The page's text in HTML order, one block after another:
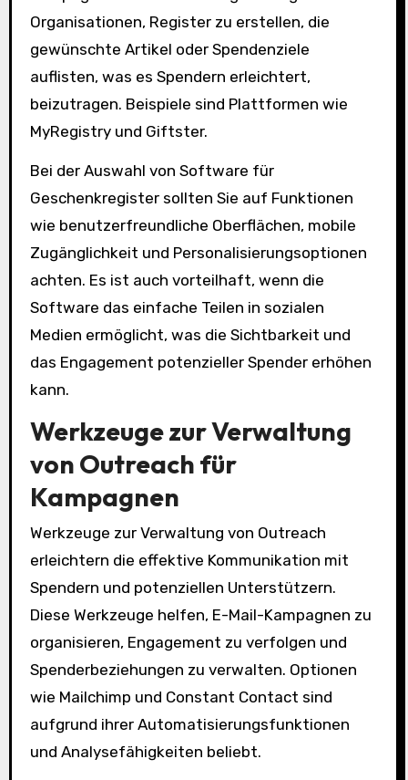
Organisationen, Register zu erstellen, die
gewünschte Artikel oder Spendenziele
auflisten, was es Spendern erleichtert,
beizutragen. Beispiele sind Plattformen wie
MyRegistry und Giftster.
Bei der Auswahl von Software für
Geschenkregister sollten Sie auf Funktionen
wie benutzerfreundliche Oberflächen, mobile
Zugänglichkeit und Personalisierungsoptionen
achten. Es ist auch vorteilhaft, wenn die
Software das einfache Teilen in sozialen
Medien ermöglicht, was die Sichtbarkeit und
das Engagement potenzieller Spender erhöhen
kann.
Werkzeuge zur Verwaltung
von Outreach für
Kampagnen
Werkzeuge zur Verwaltung von Outreach
erleichtern die effektive Kommunikation mit
Spendern und potenziellen Unterstützern.
Diese Werkzeuge helfen, E-Mail-Kampagnen zu
organisieren, Engagement zu verfolgen und
Spenderbeziehungen zu verwalten. Optionen
wie Mailchimp und Constant Contact sind
aufgrund ihrer Automatisierungsfunktionen
und Analysefähigkeiten beliebt.